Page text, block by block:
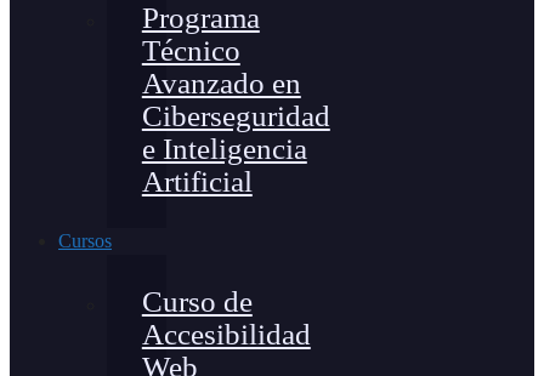
Programa
Técnico
Avanzado en
Ciberseguridad
e Inteligencia
Artificial
Cursos
Curso de
Accesibilidad
Web